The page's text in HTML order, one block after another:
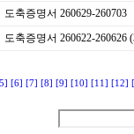
도축증명서 260629-260703
도축증명서 260622-260626
[6] [7] [8] [9] [10] [11] [12]